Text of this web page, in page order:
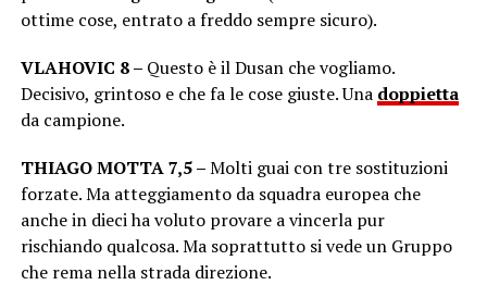
ottime cose, entrato a freddo sempre sicuro).
VLAHOVIC 8 – Questo è il Dusan che vogliamo.
Decisivo, grintoso e che fa le cose giuste. Una doppietta
da campione.
THIAGO MOTTA 7,5 –Molti guai con tre sostituzioni
forzate. Ma atteggiamento da squadra europea che
anche in dieci ha voluto provare a vincerla pur
rischiando qualcosa. Ma soprattutto si vede un Gruppo
che rema nella strada direzione.